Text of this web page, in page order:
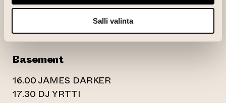
Salli valinta
21.45 MUSCULAR
23.45 ELIA LOMBARDINI
00.30 DETALJI
Basement
16.00 JAMES DARKER
17.30 DJ YRTTI